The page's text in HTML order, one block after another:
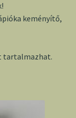
keményítő,
tartalmazhat.